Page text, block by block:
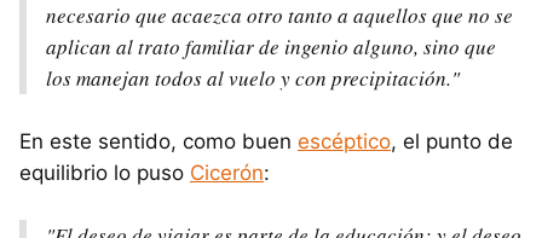
necesario que acaezca otro tanto a aquellos que no se
aplican al trato familiar de ingenio alguno, sino que
los manejan todos al vuelo y con precipitación."
En este sentido, como buen escéptico, el punto de
equilibrio lo puso Cicerón: